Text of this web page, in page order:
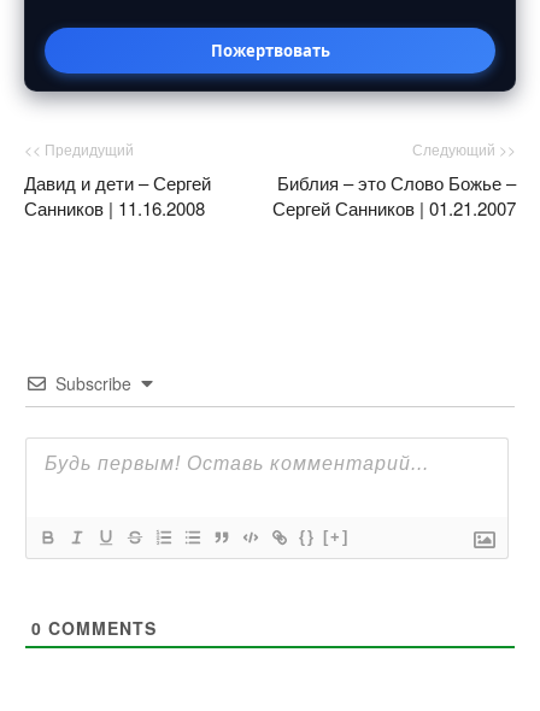
Пожертвовать
<< Предидущий
Давид и дети – Сергей
Санников | 11.16.2008
Следующий >>
Библия – это Слово Божье –
Сергей Санников | 01.21.2007
Subscribe
{} [+]
0 COMMENTS